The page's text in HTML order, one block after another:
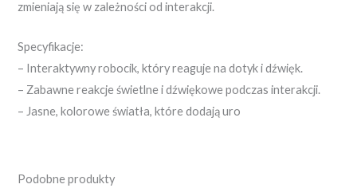
zmieniają się w zależności od interakcji.
Specyfikacje:
– Interaktywny robocik, który reaguje na dotyk i dźwięk.
– Zabawne reakcje świetlne i dźwiękowe podczas interakcji.
– Jasne, kolorowe światła, które dodają uro
Podobne produkty